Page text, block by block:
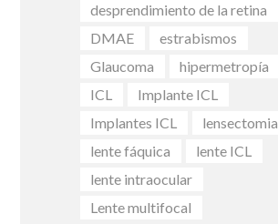
desprendimiento de la retina
DMAE
estrabismos
Glaucoma
hipermetropía
ICL
Implante ICL
Implantes ICL
lensectomia
lente fáquica
lente ICL
lente intraocular
Lente multifocal